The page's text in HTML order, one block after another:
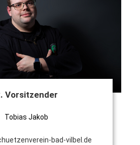
Vorsitzender
Tobias Jakob
bad-vilbel.de